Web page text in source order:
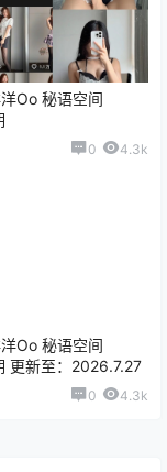
Oo 秘语空间
0 4.3k
Oo 秘语空间
更新至：2026.7.27
0 4.3k